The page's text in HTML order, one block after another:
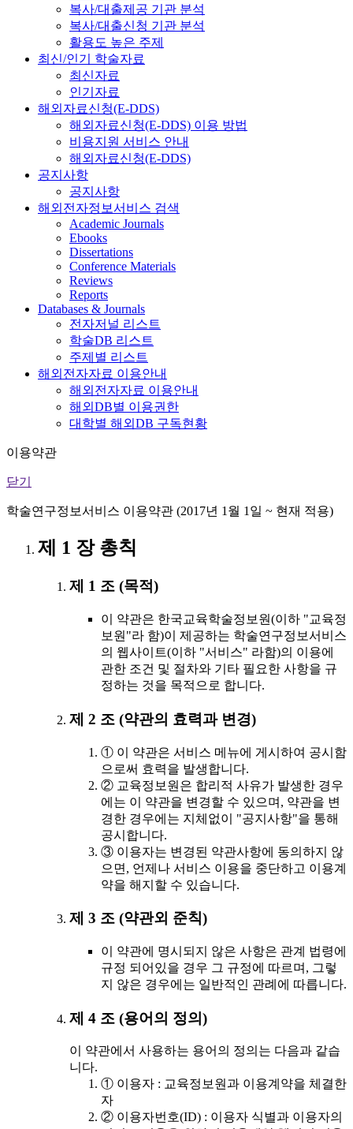
복사/대출제공 기관 분석
복사/대출신청 기관 분석
활용도 높은 주제
최신/인기 학술자료
최신자료
인기자료
해외자료신청(E-DDS)
해외자료신청(E-DDS) 이용 방법
비용지원 서비스 안내
해외자료신청(E-DDS)
공지사항
공지사항
해외전자정보서비스 검색
Academic Journals
Ebooks
Dissertations
Conference Materials
Reviews
Reports
Databases & Journals
전자저널 리스트
학술DB 리스트
주제별 리스트
해외전자자료 이용안내
해외전자자료 이용안내
해외DB별 이용권한
대학별 해외DB 구독현황
이용약관
닫기
학술연구정보서비스 이용약관 (2017년 1월 1일 ~ 현재 적용)
제 1 장 총칙
제 1 조 (목적)
이 약관은 한국교육학술정보원(이하 "교육정
보원"라 함)이 제공하는 학술연구정보서비스
의 웹사이트(이하 "서비스" 라함)의 이용에
관한 조건 및 절차와 기타 필요한 사항을 규
정하는 것을 목적으로 합니다.
제 2 조 (약관의 효력과 변경)
① 이 약관은 서비스 메뉴에 게시하여 공시함
으로써 효력을 발생합니다.
② 교육정보원은 합리적 사유가 발생한 경우
에는 이 약관을 변경할 수 있으며, 약관을 변
경한 경우에는 지체없이 "공지사항"을 통해
공시합니다.
③ 이용자는 변경된 약관사항에 동의하지 않
으면, 언제나 서비스 이용을 중단하고 이용계
약을 해지할 수 있습니다.
제 3 조 (약관외 준칙)
이 약관에 명시되지 않은 사항은 관계 법령에
규정 되어있을 경우 그 규정에 따르며, 그렇
지 않은 경우에는 일반적인 관례에 따릅니다.
제 4 조 (용어의 정의)
이 약관에서 사용하는 용어의 정의는 다음과 같습
니다.
① 이용자 : 교육정보원과 이용계약을 체결한
자
② 이용자번호(ID) : 이용자 식별과 이용자의